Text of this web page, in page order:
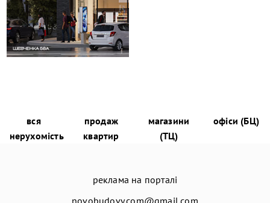
вся
нерухомість
продаж
квартир
магазини
(ТЦ)
офіси (БЦ)
реклама на порталі